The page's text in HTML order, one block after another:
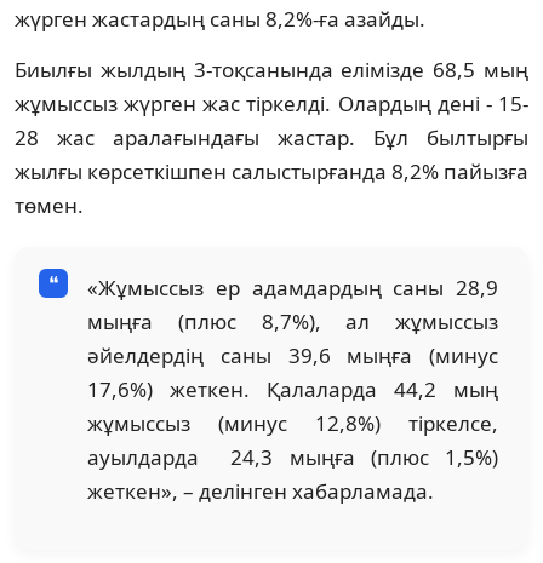
жүрген жастардың саны 8,2%-ға азайды.
Биылғы жылдың 3-тоқсанында елімізде 68,5 мың
жұмыссыз жүрген жас тіркелді. Олардың дені - 15-
28 жас аралағындағы жастар. Бұл былтырғы
жылғы көрсеткішпен салыстырғанда 8,2% пайызға
төмен.
«Жұмыссыз ер адамдардың саны 28,9
мыңға (плюс 8,7%), ал жұмыссыз
әйелдердің саны 39,6 мыңға (минус
17,6%) жеткен. Қалаларда 44,2 мың
жұмыссыз (минус 12,8%) тіркелсе,
ауылдарда 24,3 мыңға (плюс 1,5%)
жеткен», – делінген хабарламада.